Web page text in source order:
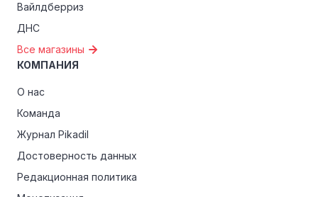
Вайлдберриз
ДНС
Все магазины
КОМПАНИЯ
О нас
Команда
Журнал Pikadil
Достоверность данных
Редакционная политика